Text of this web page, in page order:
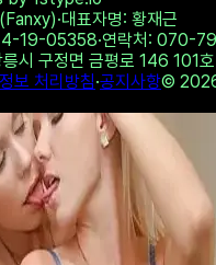
🌹 Johanna, 47📍Columbus ✨ Ellie, 43📍Columbus
xDate.us
링크 복사
다른 결과 보기
1stype.io
· 대표자명 : 황재근
19-05358 연락처
: 070-
시 구정면 금평로 146 101호
보 처리방침 공지사항 ©2026